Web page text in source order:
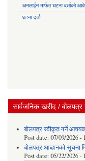
अनलाईन मार्फत घटना दर्ताको
घटना दर्ता
सार्वजनिक खरीद /
बोलपत्र स्वीकृत गर्ने
Post date: 07/09/2026 -
बोलपत्र आव्हानको सूचना
Post date: 05/22/2026 -